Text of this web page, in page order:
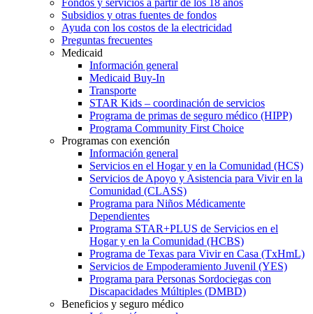
Subsidios y otras fuentes de fondos
Ayuda con los costos de la electricidad
Preguntas frecuentes
Medicaid
Información general
Medicaid Buy-In
Transporte
STAR Kids – coordinación de servicios
Programa de primas de seguro médico (HIPP)
Programa Community First Choice
Programas con exención
Información general
Servicios en el Hogar y en la Comunidad (HCS)
Servicios de Apoyo y Asistencia para Vivir en la
Comunidad (CLASS)
Programa para Niños Médicamente
Dependientes
Programa STAR+PLUS de Servicios en el
Hogar y en la Comunidad (HCBS)
Programa de Texas para Vivir en Casa (TxHmL)
Servicios de Empoderamiento Juvenil (YES)
Programa para Personas Sordociegas con
Discapacidades Múltiples (DMBD)
Beneficios y seguro médico